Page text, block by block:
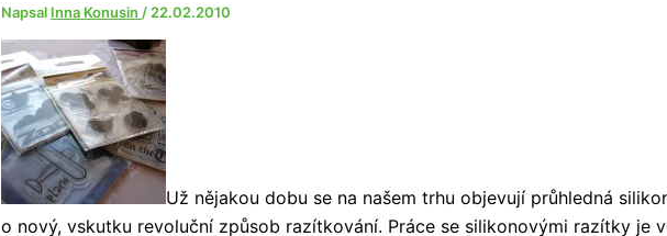
Napsal Inna Konusin / 22.02.2010
Už nějakou dobu se na našem trhu objevují průhledná
o nový, vskutku revoluční způsob razítkování. Práce se silikonovými razítky je